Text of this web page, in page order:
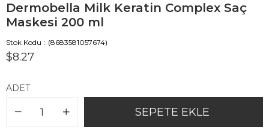
Dermobella Milk Keratin Complex Saç
Maskesi 200 ml
Stok Kodu (8683581057674)
$8.27
ADET